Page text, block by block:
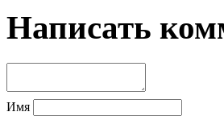
Написать
Имя